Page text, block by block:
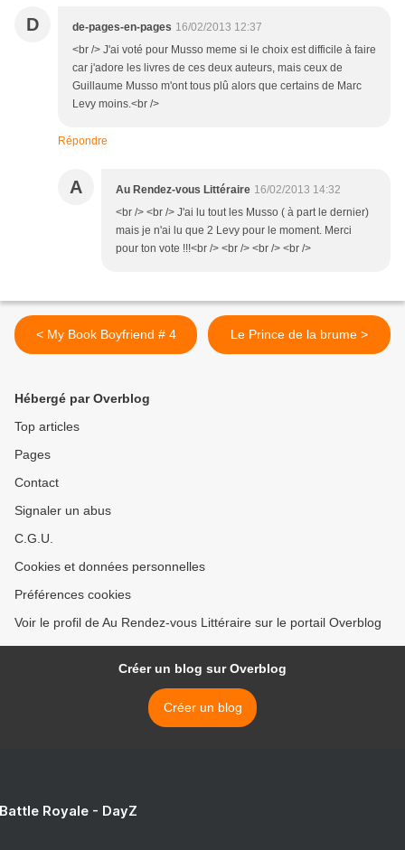
D de-pages-en-pages 16/02/2013 12:37
<br /> J'ai voté pour Musso meme si le choix est difficile à faire
car j'adore les livres de ces deux auteurs, mais ceux de
Guillaume Musso m'ont tous plû alors que certains de Marc
Levy moins.<br />
Répondre
A Au Rendez-vous Littéraire 16/02/2013 14:32
<br /> <br /> J'ai lu tout les Musso ( à part le dernier)
mais je n'ai lu que 2 Levy pour le moment. Merci
pour ton vote !!!<br /> <br /> <br /> <br />
< My Book Boyfriend # 4 Le Prince de la brume >
Hébergé par Overblog
Top articles
Pages
Contact
Signaler un abus
C.G.U.
Cookies et données personnelles
Préférences cookies
Voir le profil de Au Rendez-vous Littéraire sur le portail Overblog
Créer un blog sur Overblog
Créer un blog
Royale - DayZ